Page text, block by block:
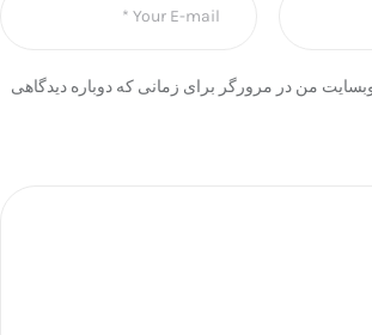
وبسایت من در مرورگر برای زمانی که دوباره دیدگاهی